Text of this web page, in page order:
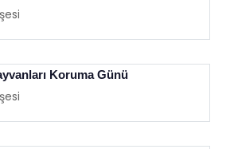
Koruma Günü